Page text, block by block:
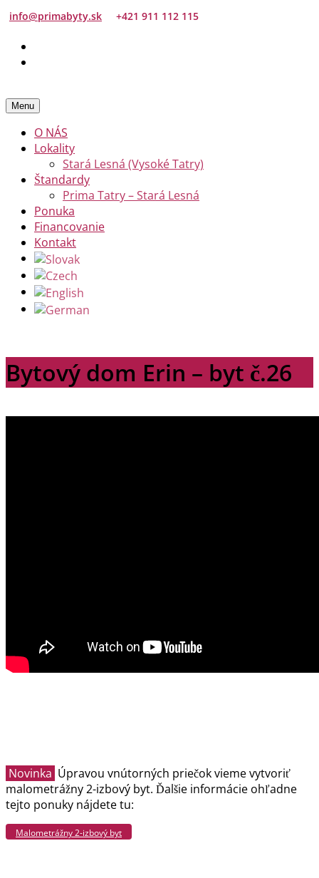
info@primabyty.sk +421 911 112 115
Menu
O NÁS
Lokality
Stará Lesná (Vysoké Tatry)
Štandardy
Prima Tatry – Stará Lesná
Ponuka
Financovanie
Kontakt
Bytový dom Erin – byt č.26
Novinka Úpravou vnútorných priečok vieme vytvoriť
malometrážny 2-izbový byt. Ďalšie informácie ohľadne
tejto ponuky nájdete tu:
Malometrážny 2-izbový byt